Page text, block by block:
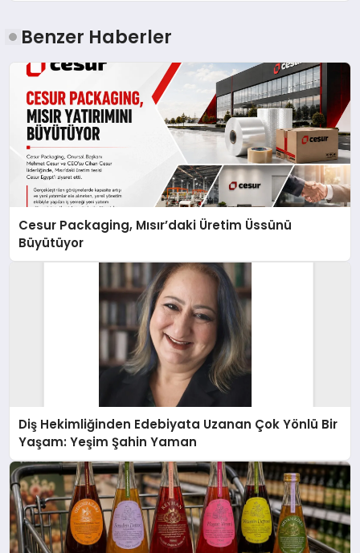
Benzer Haberler
Cesur Packaging, Mısır’daki Üretim Üssünü
Büyütüyor
Diş Hekimliğinden Edebiyata Uzanan Çok Yönlü Bir
Yaşam: Yeşim Şahin Yaman